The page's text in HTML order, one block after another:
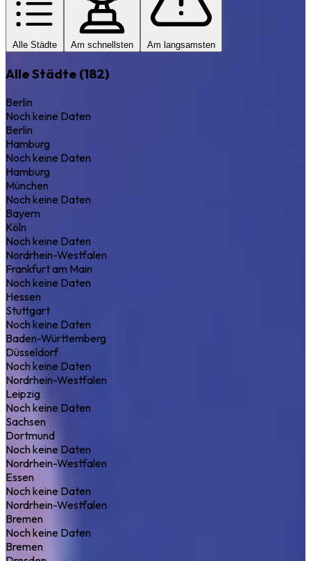
Alle Städte Am schnellsten Am langsamsten
Alle Städte (182)
Berlin
Noch keine Daten
Berlin
Hamburg
Noch keine Daten
Hamburg
München
Noch keine Daten
Bayern
Köln
Noch keine Daten
Nordrhein-Westfalen
Frankfurt am Main
Noch keine Daten
Hessen
Stuttgart
Noch keine Daten
Baden-Württemberg
Düsseldorf
Noch keine Daten
Nordrhein-Westfalen
Leipzig
Noch keine Daten
Sachsen
Dortmund
Noch keine Daten
Nordrhein-Westfalen
Essen
Noch keine Daten
Nordrhein-Westfalen
Bremen
Noch keine Daten
Bremen